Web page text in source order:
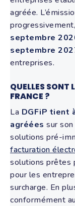
agréée.
septembre
septembre
entreprises.
QUELLES SONT
FRANCE ?
La DGFiP tient
agréées sur
solutions pré-
facturation
solutions prêtes
pour les
surcharge. En
conformément